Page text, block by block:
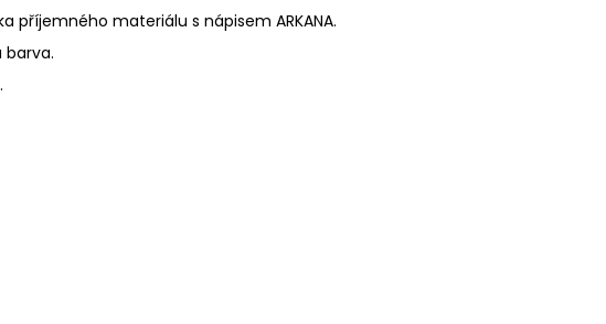
příjemného materiálu s nápisem ARKANA.
barva.